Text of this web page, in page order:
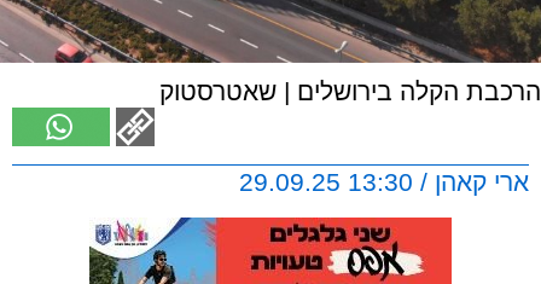
הרכבת הקלה בירושלים | שאטרסטוק
ארי קאהן / 13:30 29.09.25